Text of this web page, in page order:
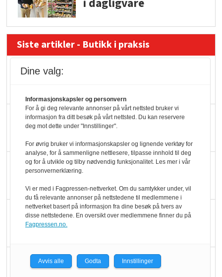
i dagligvare
Siste artikler - Butikk i praksis
Slik opprettholdes
ølsalget
Færre varer, men fulle
KI lager mat i butikken
Q passerte 1 milliard i
Dine valg:
Informasjonskapsler og personvern
For å gi deg relevante annonser på vårt nettsted bruker vi
informasjon fra ditt besøk på vårt nettsted. Du kan reservere
deg mot dette under "Innstillinger".
For øvrig bruker vi informasjonskapsler og lignende verktøy for
analyse, for å sammenligne nettlesere, tilpasse innhold til deg
og for å utvikle og tilby nødvendig funksjonalitet. Les mer i vår
personvernerklæring.
Vi er med i Fagpressen-nettverket. Om du samtykker under, vil
du få relevante annonser på nettstedene til medlemmene i
nettverket basert på informasjon fra dine besøk på tvers av
disse nettstedene. En oversikt over medlemmene finner du på
Fagpressen.no.
Avvis alle Godta Innstillinger